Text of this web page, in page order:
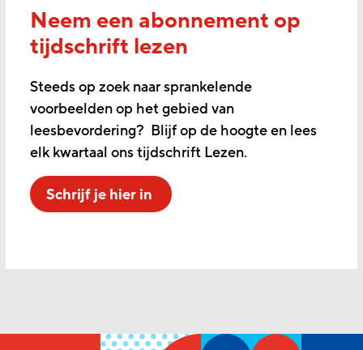
Neem een abonnement op
tijdschrift lezen
Steeds op zoek naar sprankelende
voorbeelden op het gebied van
leesbevordering? Blijf op de hoogte en lees
elk kwartaal ons tijdschrift Lezen.
Schrijf je hier in